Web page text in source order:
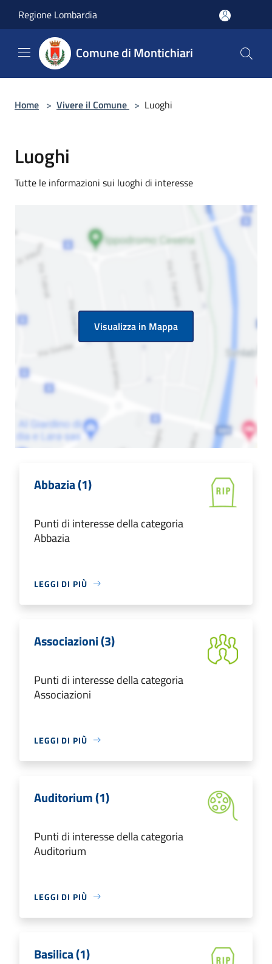
Regione Lombardia
Comune di Montichiari
Home > Vivere il Comune > Luoghi
Luoghi
Tutte le informazioni sui luoghi di interesse
Visualizza in Mappa
Abbazia (1)
Punti di interesse della categoria
Abbazia
LEGGI DI PIÙ
Associazioni (3)
Punti di interesse della categoria
Associazioni
LEGGI DI PIÙ
Auditorium (1)
Punti di interesse della categoria
Auditorium
LEGGI DI PIÙ
Basilica (1)